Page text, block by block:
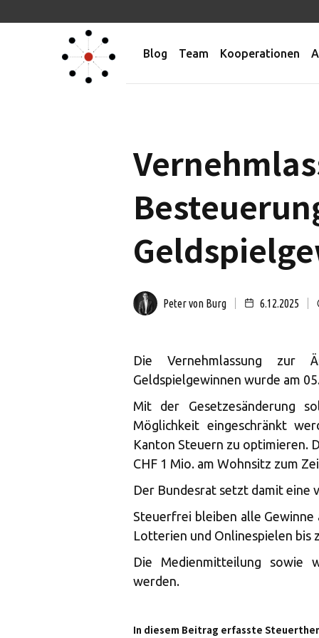
Blog Team Kooperationen
Peter von Burg 6.12.2025
Die Vernehmlassung zur
Geldspielgewinnen wurde am
Mit der Gesetzesänderung
Möglichkeit eingeschränkt
Kanton Steuern zu optimieren.
CHF 1 Mio. am Wohnsitz zum
Der Bundesrat setzt damit eine
Steuerfrei bleiben alle Gewinne
Lotterien und Onlinespielen bis
Die Medienmitteilung sowie
werden.
In diesem Beitrag erfasste